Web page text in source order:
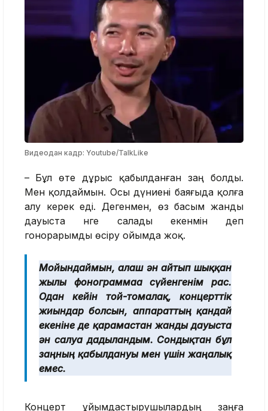
Видеодан кадр: Youtube/TalkLike
– Бұл өте дұрыс қабылданған заң болды.
Мен қолдаймын. Осы дүниені баяғыда қолға
алу керек еді. Дегенмен, өз басым жанды
дауыста әнге салады екенмін деп
гонорарымды өсіру ойымда жоқ.
Мойындаймын, алғаш ән айтып шыққан
жылы фонограммаға сүйенгенім рас.
Одан кейін той-томалақ, концерттік
жиындар болсын, аппараттың қандай
екеніне де қарамастан жанды дауыста
ән салуға дағдыландым. Сондықтан бұл
заңның қабылдануы мен үшін жаңалық
емес.
Концерт ұйымдастырушылардың заңға